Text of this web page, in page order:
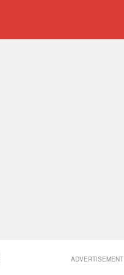
ADVERTISEMENT